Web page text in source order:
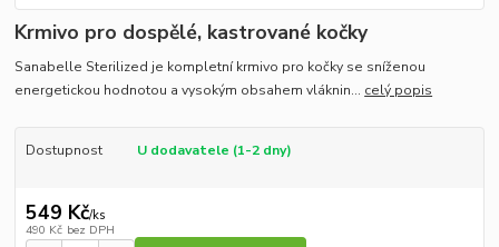
Krmivo pro dospělé, kastrované kočky
Sanabelle Sterilized je kompletní krmivo pro kočky se sníženou
energetickou hodnotou a vysokým obsahem vláknin... celý popis
Dostupnost U dodavatele (1-2 dny)
549 Kč/ks
490 Kč bez DPH